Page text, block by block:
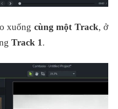
xuống cùng một Track, ở
Track 1.